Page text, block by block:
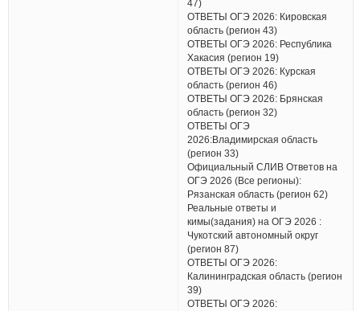
47)
ОТВЕТЫ ОГЭ 2026: Кировская
область (регион 43)
ОТВЕТЫ ОГЭ 2026: Республика
Хакасия (регион 19)
ОТВЕТЫ ОГЭ 2026: Курская
область (регион 46)
ОТВЕТЫ ОГЭ 2026: Брянская
область (регион 32)
ОТВЕТЫ ОГЭ
2026:Владимирская область
(регион 33)
Официальный СЛИВ Ответов на
ОГЭ 2026 (Все регионы):
Рязанская область (регион 62)
Реальные ответы и
кимы(задания) на ОГЭ 2026 :
Чукотский автономный округ
(регион 87)
ОТВЕТЫ ОГЭ 2026:
Калининградская область (регион
39)
ОТВЕТЫ ОГЭ 2026: